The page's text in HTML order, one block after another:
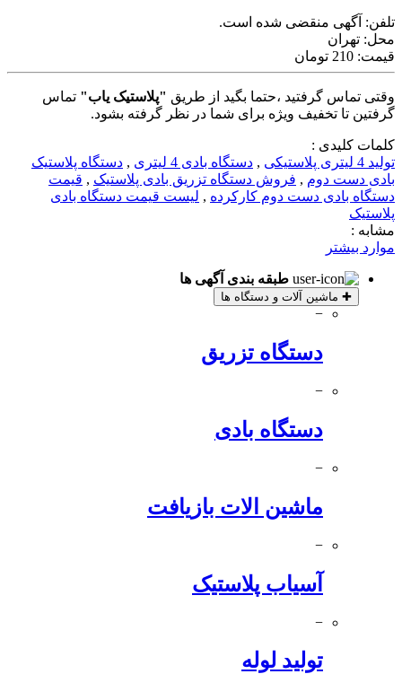
تلفن: آگهی منقضی شده است.
محل: تهران
قیمت: 210 تومان
وقتی تماس گرفتید ،حتما بگید از طریق "پلاستیک یاب" تماس
گرفتین تا تخفیف ویژه برای شما در نظر گرفته بشود.
کلمات کلیدی :
تولید 4 لیتری پلاستیکی
, دستگاه بادی 4 لیتری , دستگاه پلاستیک
بادی دست دوم , فروش دستگاه تزریق بادی پلاستیک , قیمت
دستگاه بادی دست دوم کارکرده , لیست قیمت دستگاه بادی
پلاستیک
مشابه :
موارد بیشتر
طبقه بندی آگهی ها
✚ ماشین آلات و دستگاه ها
−
دستگاه تزریق
−
دستگاه بادی
−
ماشین الات بازیافت
−
آسیاب پلاستیک
−
تولید لوله